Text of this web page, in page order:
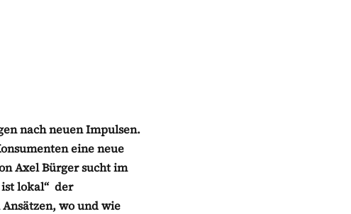
nach neuen Impulsen.
eine neue
Axel Bürger sucht im
ist lokal“ der
wo und wie